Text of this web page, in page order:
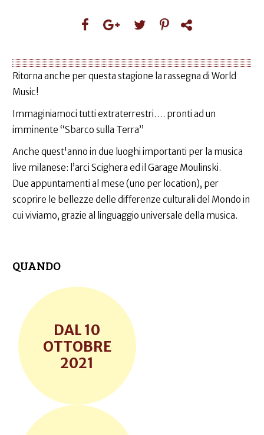
Ritorna anche per questa stagione la rassegna di World
Music!
Immaginiamoci tutti extraterrestri…. pronti ad un
imminente “Sbarco sulla Terra”
Anche quest'anno in due luoghi importanti per la musica
live milanese: l’arci Scighera ed il Garage Moulinski.
Due appuntamenti al mese (uno per location), per
scoprire le bellezze delle differenze culturali del Mondo in
cui viviamo, grazie al linguaggio universale della musica.
QUANDO
10
OTTOBRE
2021